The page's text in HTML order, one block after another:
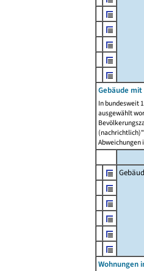
Gebäude mit
In bundesweit
ausgewählt
Abweichungen
Wohnungen